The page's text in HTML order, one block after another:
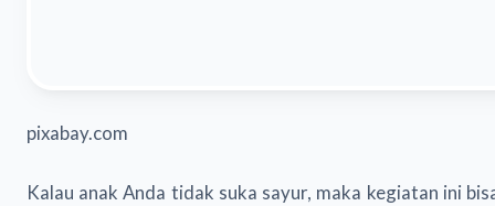
pixabay.com
Kalau anak Anda tidak suka sayur, maka kegiatan ini